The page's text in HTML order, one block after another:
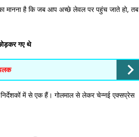
का मानना है कि जब आप अच्छे लेवल पर पहुंच जाते हो, तब
गए थे
निर्देशकों में से एक हैं। गोलमाल से लेकर चेन्नई एक्सप्रेस